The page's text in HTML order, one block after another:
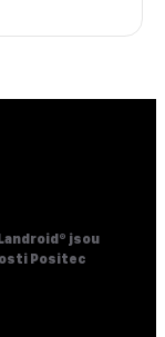
jsou
Positec